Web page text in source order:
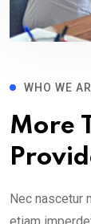
WHO WE
More
Nec nascetur